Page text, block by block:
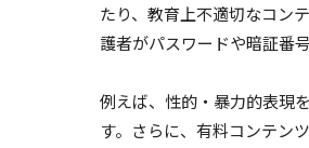
たり、教育上不適切なコン
護者がパスワードや暗証番
例えば、性的・暴力的表現
す。さらに、有料コンテン